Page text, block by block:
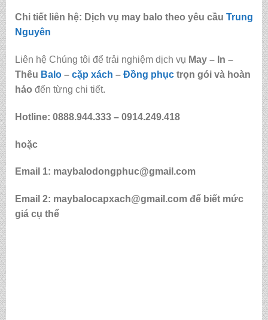
Chi tiết liên hệ: Dịch vụ may balo theo yêu cầu Trung
Nguyên
Liên hệ Chúng tôi để trải nghiệm dịch vụ May – In –
Thêu Balo– cặp xách – Đồng phụctrọn gói và hoàn
hảo đến từng chi tiết.
Hotline: 0888.944.333 – 0914.249.418
hoặc
Email 1: maybalodongphuc@gmail.com
Email 2: maybalocapxach@gmail.com để biết mức
giá cụ thể